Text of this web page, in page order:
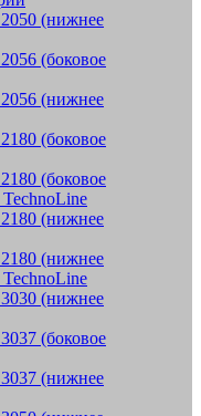
(нижнее
(боковое
(нижнее
(боковое
(боковое
(нижнее
(нижнее
(нижнее
(боковое
(нижнее